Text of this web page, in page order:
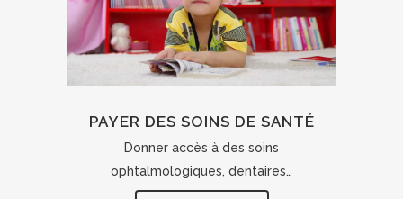
PAYER DES SOINS DE SANTÉ
Donner accès à des soins
ophtalmologiques, dentaires…